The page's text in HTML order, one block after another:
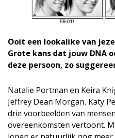
Ooit een lookalike van
Grote kans dat jouw DNA
deze persoon, zo
Natalie Portman en Keira
Jeffrey Dean Morgan, Katy
drie voorbeelden van
overeenkomsten vertoont.